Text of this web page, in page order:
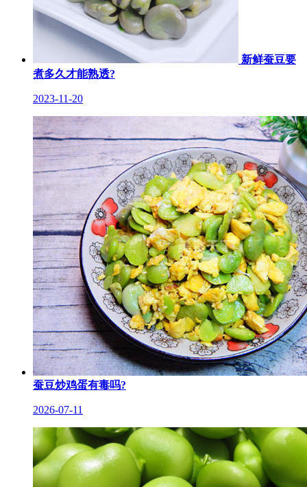
新鲜蚕豆要
煮多久才能熟透?
2023-11-20
蚕豆炒鸡蛋有毒吗?
2026-07-11